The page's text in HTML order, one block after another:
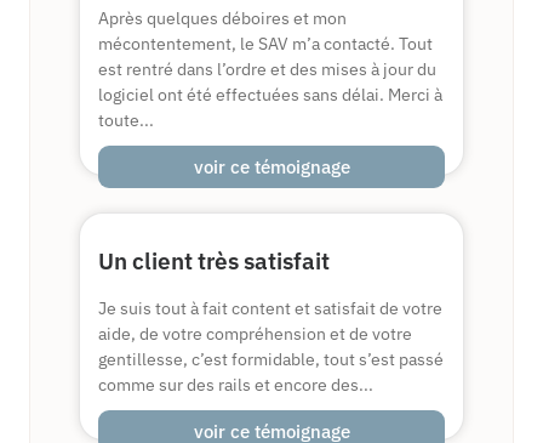
Après quelques déboires et mon
mécontentement, le SAV m’a contacté. Tout
est rentré dans l’ordre et des mises à jour du
logiciel ont été effectuées sans délai. Merci à
toute...
voir ce témoignage
Un client très satisfait
Je suis tout à fait content et satisfait de votre
aide, de votre compréhension et de votre
gentillesse, c’est formidable, tout s’est passé
comme sur des rails et encore des...
voir ce témoignage